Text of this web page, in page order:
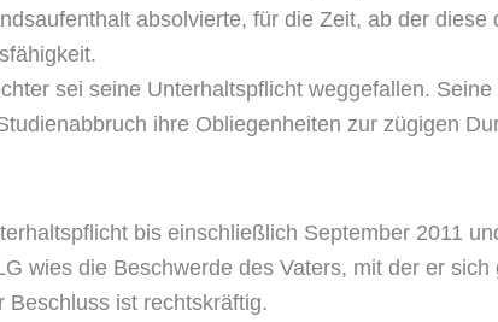
absolvierte, für die Zeit, ab der diese
sei seine Unterhaltspflicht weggefallen.
ihre Obliegenheiten zur zügigen
bis einschließlich September 2011
wies die Beschwerde des Vaters, mit der er
Beschluss ist rechtskräftig.